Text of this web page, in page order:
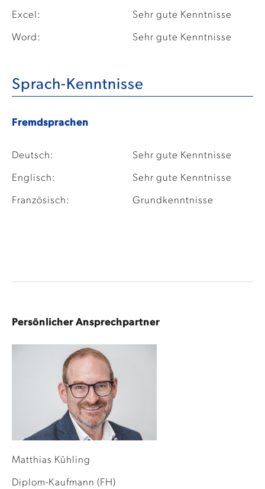
Excel: Sehr gute Kenntnisse
Word: Sehr gute Kenntnisse
Sprach-Kenntnisse
Fremdsprachen
Deutsch: Sehr gute Kenntnisse
Englisch: Sehr gute Kenntnisse
Französisch: Grundkenntnisse
Persönlicher Ansprechpartner
Matthias Kühling
Diplom-Kaufmann (FH)